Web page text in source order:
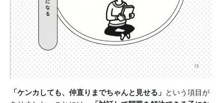
「ケンカしても、仲直りまでちゃんと見せる」 という項目が